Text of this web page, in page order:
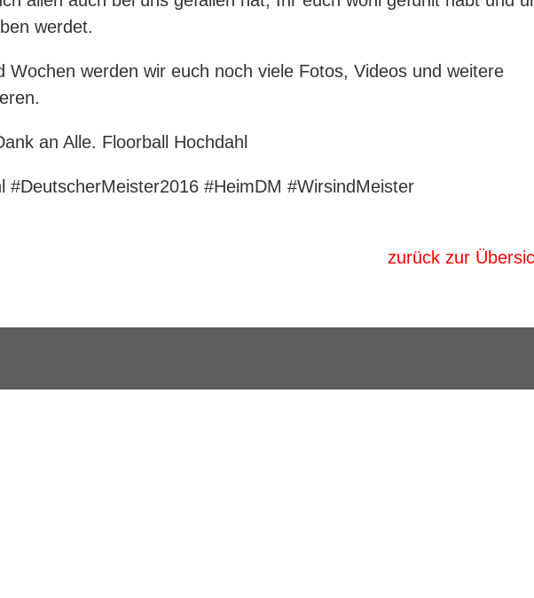
werdet.
Wochen werden wir euch noch viele Fotos, Videos und weitere
an Alle. Floorball Hochdahl
‪#‎DeutscherMeister2016‬ ‪#‎HeimDM‬ ‪#‎WirsindMeister‬
zurück zur